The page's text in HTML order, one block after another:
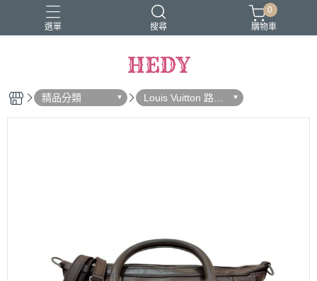
選單 搜尋
0
購物車
HEDY
精品分類
Louis Vuitton 路易
威登